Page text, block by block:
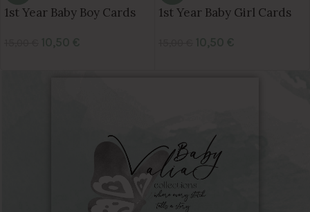
1st Year Baby Boy Cards 1st Year Baby Girl Cards